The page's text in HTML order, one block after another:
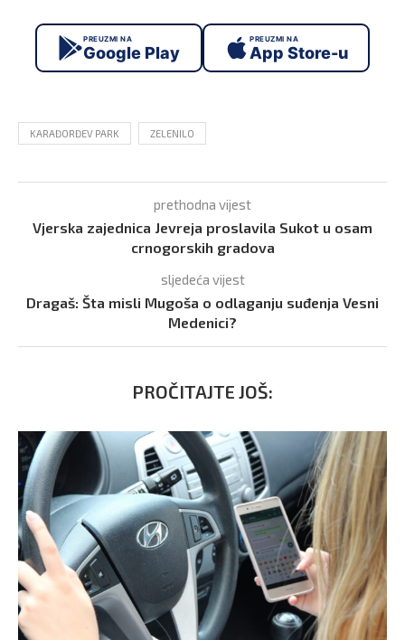
PREUZMI NA
Google Play
PREUZMI NA
App Store-u
KARAĐORĐEV PARK ZELENILO
prethodna vijest
Vjerska zajednica Jevreja proslavila Sukot u osam
crnogorskih gradova
sljedeća vijest
Dragaš: Šta misli Mugoša o odlaganju suđenja Vesni
Medenici?
PROČITAJTE JOŠ: